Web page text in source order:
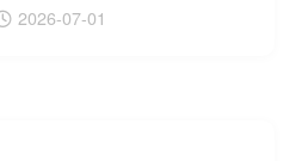
2026-07-01